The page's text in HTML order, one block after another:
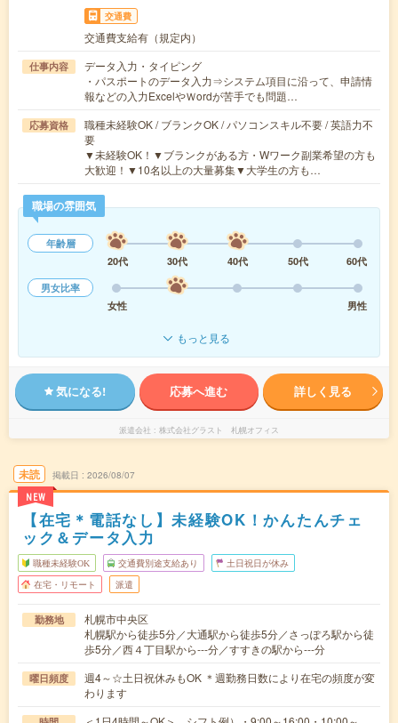
交通費
交通費支給有（規定内）
仕事内容
データ入力・タイピング
・パスポートのデータ入力⇒システム項目に沿って、申請情
報などの入力ExcelやＷordが苦手でも問題…
応募資格
職種未経験OK / ブランクOK / パソコンスキル不要 / 英語力不
要
▼未経験OK！▼ブランクがある方・Wワーク副業希望の方も
大歓迎！▼10名以上の大量募集▼大学生の方も…
職場の雰囲気
年齢層
20代
30代 40代 50代
60代
男女比率
女性
男性
もっと見る
気になる! 応募へ進む 詳しく見る
派遣会社 株式会社グラスト 札幌オフィス
未読
NEW
掲載日 2026/08/07
【在宅＊電話なし】未経験OK！かんたんチェ
ック＆データ入力
職種未経験OK 交通費別途支給あり 土日祝日が休み
在宅・リモート 派遣
勤務地
札幌市中央区
札幌駅から徒歩5分／大通駅から徒歩5分／さっぽろ駅から徒
歩5分／西４丁目駅から---分／すすきの駅から---分
曜日頻度
週4～☆土日祝休みもOK ＊週勤務日数により在宅の頻度が変
わります